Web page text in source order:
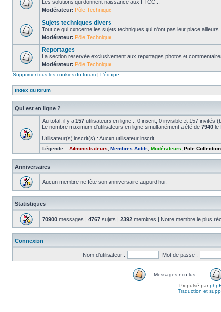
Les solutions qui donnent naissance aux FTCC...
Modérateur: Pôle Technique
Sujets techniques divers
Tout ce qui concerne les sujets techniques qui n'ont pas leur place
Modérateur: Pôle Technique
Reportages
La section reservée exclusivement aux reportages photos et
Modérateur: Pôle Technique
Supprimer tous les cookies du forum | L’équipe
Index du forum
Qui est en ligne ?
Au total, il y a 157 utilisateurs en ligne :: 0 inscrit, 0 invisible et 157 invités
Le nombre maximum d’utilisateurs en ligne simultanément a été de 7940 le
Utilisateur(s) inscrit(s) : Aucun utilisateur inscrit
Légende :: Administrateurs Membres Actifs Modérateurs Pole Collection
Anniversaires
Aucun membre ne fête son anniversaire aujourd’hui.
Statistiques
70900 messages | 4767 sujets | 2392 membres | Notre membre le plus
Connexion
Nom d’utilisateur : Mot de passe :
Messages non lus
Propulsé par
Traduction et